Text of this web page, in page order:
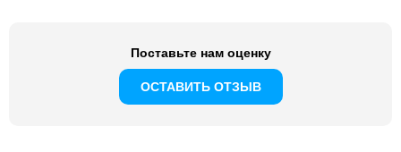
Поставьте нам оценку
ОСТАВИТЬ ОТЗЫВ